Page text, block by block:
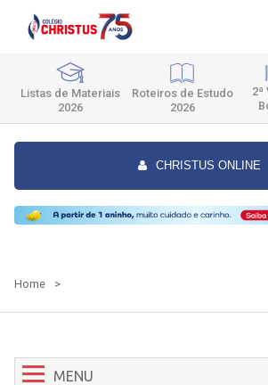
Listas de Materiais
2026
Roteiros de Estudo
2026
2ª
CHRISTUS ONLINE
Home >
MENU